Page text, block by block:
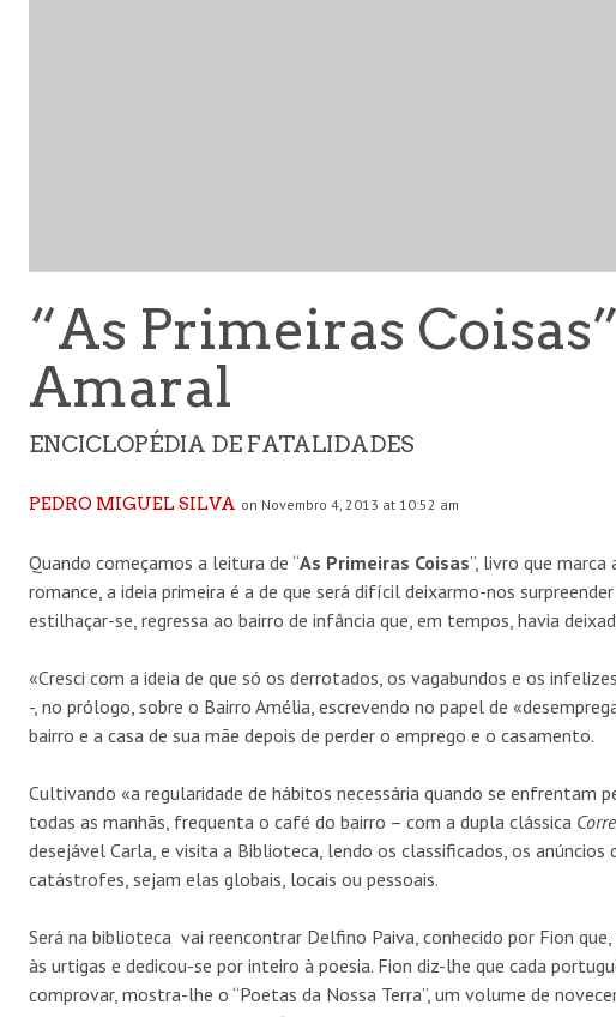
“As Primeiras
Amaral
ENCICLOPÉDIA DE FATALIDADES
PEDRO MIGUEL SILVA on Novembro 4, 2013 at 10:52 am
Quando começamos a leitura de “As Primeiras Coisas”, livro que marca
romance, a ideia primeira é a de que será difícil deixarmo-nos
estilhaçar-se, regressa ao bairro de infância que, em tempos, havia
«Cresci com a ideia de que só os derrotados, os vagabundos e os
-, no prólogo, sobre o Bairro Amélia, escrevendo no papel de
bairro e a casa de sua mãe depois de perder o emprego e o casamento.
Cultivando «a regularidade de hábitos necessária quando se enfrentam
todas as manhãs, frequenta o café do bairro – com a dupla clássica
desejável Carla, e visita a Biblioteca, lendo os classificados, os
catástrofes, sejam elas globais, locais ou pessoais.
Será na biblioteca vai reencontrar Delfino Paiva, conhecido por Fion
às urtigas e dedicou-se por inteiro à poesia. Fion diz-lhe que cada
comprovar, mostra-lhe o “Poetas da Nossa Terra”, um volume de